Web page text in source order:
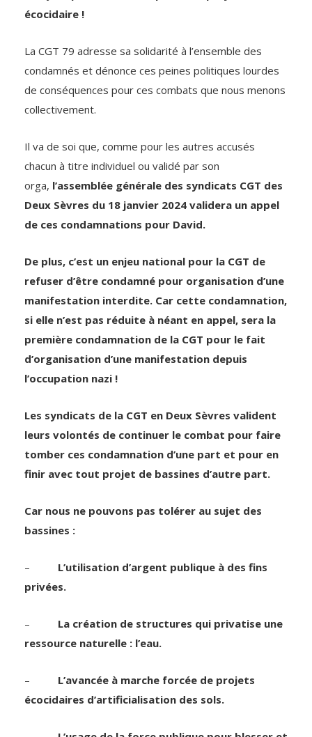
écocidaire !
La CGT 79 adresse sa solidarité à l’ensemble des
condamnés et dénonce ces peines politiques lourdes
de conséquences pour ces combats que nous menons
collectivement.
Il va de soi que, comme pour les autres accusés
chacun à titre individuel ou validé par son
orga, l’assemblée générale des syndicats CGT des
Deux Sèvres du 18 janvier 2024 validera un appel
de ces condamnations pour David.
De plus, c’est un enjeu national pour la CGT de
refuser d’être condamné pour organisation d’une
manifestation interdite. Car cette condamnation,
si elle n’est pas réduite à néant en appel, sera la
première condamnation de la CGT pour le fait
d’organisation d’une manifestation depuis
l’occupation nazi !
Les syndicats de la CGT en Deux Sèvres valident
leurs volontés de continuer le combat pour faire
tomber ces condamnation d’une part et pour en
finir avec tout projet de bassines d’autre part.
Car nous ne pouvons pas tolérer au sujet des
bassines :
– L’utilisation d’argent publique à des fins
privées.
– La création de structures qui privatise une
ressource naturelle : l’eau.
– L’avancée à marche forcée de projets
écocidaires d’artificialisation des sols.